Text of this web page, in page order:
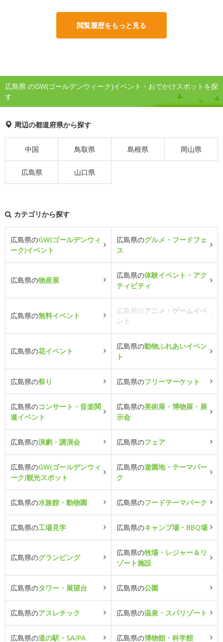
閲覧履歴をもっと見る
広島県 のGW(ゴールデンウィーク)イベント・おでかけスポットを探
す
周辺の都道府県から探す
中国 鳥取県 島根県 岡山県
広島県 山口県
カテゴリから探す
広島県のGW(ゴールデンウィ
ーク)イベント
広島県のグルメ・フードフェ
ス
広島県の物産展
広島県の体験イベント・アク
ティビティ
広島県の無料イベント
広島県のアニメ・ゲームイベ
ント
広島県の花イベント
広島県の動物ふれあいイベン
ト
広島県の祭り 広島県のフリーマーケット
広島県のコンサート・音楽関
連イベント
広島県の美術展・博物展・展
示会
広島県の演劇・講演会 広島県のフェア
広島県のGW(ゴールデンウィ
ーク)観光スポット
広島県の遊園地・テーマパー
ク
広島県の水族館・動物園 広島県のフードテーマパーク
広島県の工場見学 広島県のキャンプ場・BBQ場
広島県のグランピング
広島県の牧場・レジャー＆リ
ゾート施設
広島県のタワー・展望台 広島県の公園
広島県のアスレチック 広島県の温泉・スパリゾート
広島県の道の駅・SA/PA 広島県の博物館・科学館